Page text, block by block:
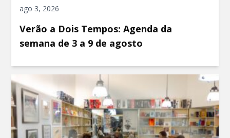
ago 3, 2026
Verão a Dois Tempos: Agenda da
semana de 3 a 9 de agosto